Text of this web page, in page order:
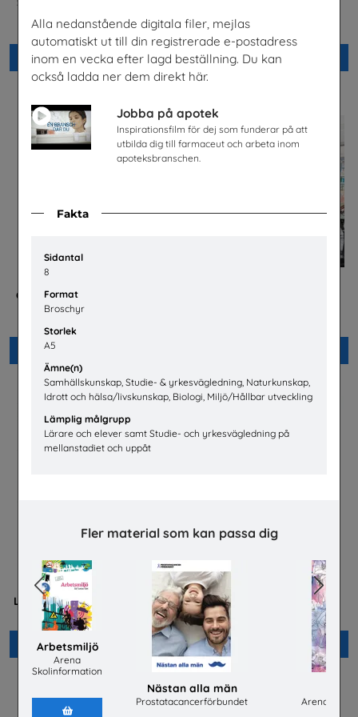
Fakta
Sidantal
8
Format
Broschyr
Storlek
A5
Ämne(n)
Samhällskunskap, Studie- & yrkesvägledning, Naturkunskap,
Idrott och hälsa/livskunskap, Biologi, Miljö/Hållbar utveckling
Lämplig målgrupp
Lärare och elever samt Studie- och yrkesvägledning på
mellanstadiet och uppåt
Alla nedanstående digitala filer, mejlas
automatiskt ut till din registrerade e-postadress
inom en vecka efter lagd beställning. Du kan
också ladda ner dem direkt här.
Jobba på apotek
Inspirationsfilm för dej som funderar på att
utbilda dig till farmaceut och arbeta inom
apoteksbranschen.
Fler material som kan passa dig
Arbetsmiljö
Arena
Skolinformation
Nästan alla män
Prostatacancerförbundet Arena
Previous Next
Trafikverket
Beställ 0kr Beställ 0kr
Checklista för undervisning
om pornografi
Mer än en fluga -
Lärarhandledning om barns
och ungas trygghet på nätet
Plan International Sverige
Beställ 0kr
Hur fungerar den svenska
arbetsmarknaden?